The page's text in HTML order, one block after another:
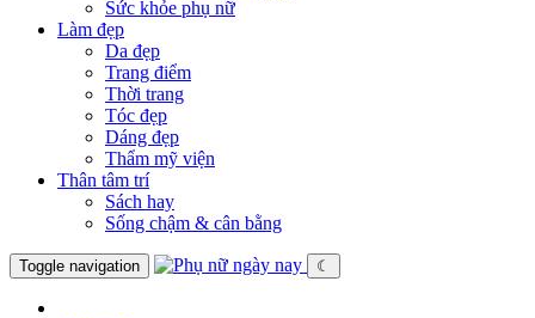
Sức khỏe phụ nữ
Làm đẹp
Da đẹp
Trang điểm
Thời trang
Tóc đẹp
Dáng đẹp
Thẩm mỹ viện
Thân tâm trí
Sách hay
Sống chậm & cân bằng
Toggle navigation ☾